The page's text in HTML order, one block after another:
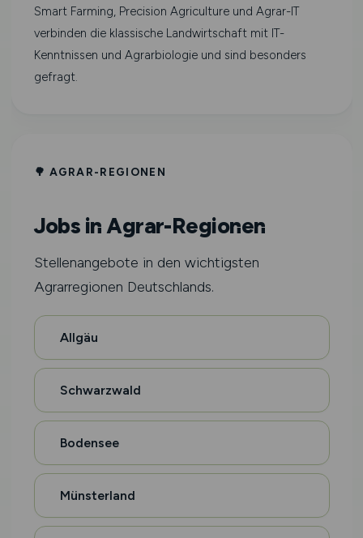
Smart Farming, Precision Agriculture und Agrar-IT
verbinden die klassische Landwirtschaft mit IT-
Kenntnissen und Agrarbiologie und sind besonders
gefragt.
🌳 AGRAR-REGIONEN
Jobs in Agrar-Regionen
Stellenangebote in den wichtigsten
Agrarregionen Deutschlands.
Allgäu
Schwarzwald
Bodensee
Münsterland